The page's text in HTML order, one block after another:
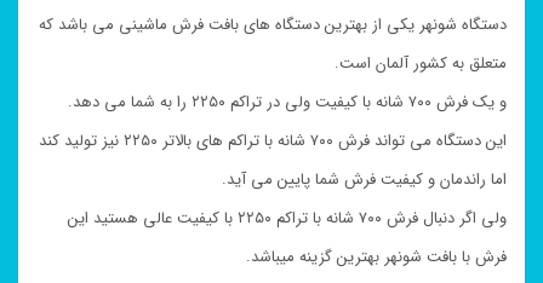
دستگاه شونهر یکی از بهترین دستگاه های بافت فرش ماشینی می باشد که
متعلق به کشور آلمان است.
و یک فرش ۷۰۰ شانه با کیفیت ولی در تراکم ۲۲۵۰ را به شما می دهد.
این دستگاه می تواند فرش ۷۰۰ شانه با تراکم های بالاتر ۲۲۵۰ نیز تولید کند
اما راندمان و کیفیت فرش شما پایین می آید.
ولی اگر دنبال فرش ۷۰۰ شانه با تراکم ۲۲۵۰ با کیفیت عالی هستید این
فرش با بافت شونهر بهترین گزینه میباشد.